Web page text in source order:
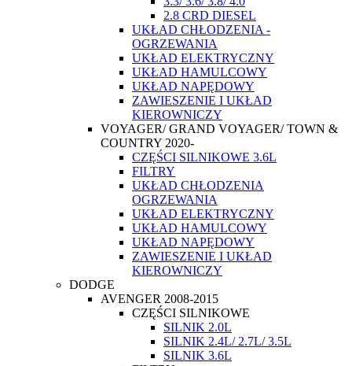
2.8 CRD DIESEL
UKŁAD CHŁODZENIA -
OGRZEWANIA
UKŁAD ELEKTRYCZNY
UKŁAD HAMULCOWY
UKŁAD NAPĘDOWY
ZAWIESZENIE I UKŁAD
KIEROWNICZY
VOYAGER/ GRAND VOYAGER/ TOWN &
COUNTRY 2020-
CZĘŚCI SILNIKOWE 3.6L
FILTRY
UKŁAD CHŁODZENIA
OGRZEWANIA
UKŁAD ELEKTRYCZNY
UKŁAD HAMULCOWY
UKŁAD NAPĘDOWY
ZAWIESZENIE I UKŁAD
KIEROWNICZY
DODGE
AVENGER 2008-2015
CZĘŚCI SILNIKOWE
SILNIK 2.0L
SILNIK 2.4L/ 2.7L/ 3.5L
SILNIK 3.6L